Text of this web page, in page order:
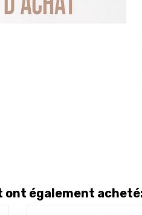
ont également